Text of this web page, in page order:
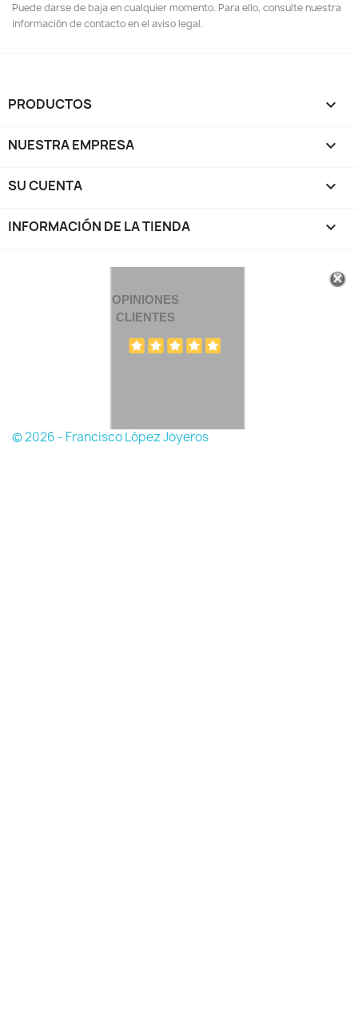
Puede darse de baja en cualquier momento. Para ello, consulte nuestra
información de contacto en el aviso legal.
PRODUCTOS 
NUESTRA EMPRESA 
SU CUENTA 
INFORMACIÓN DE LA TIENDA keyboard_arrow_down
OPINIONES
CLIENTES
© 2026 - Francisco López Joyeros